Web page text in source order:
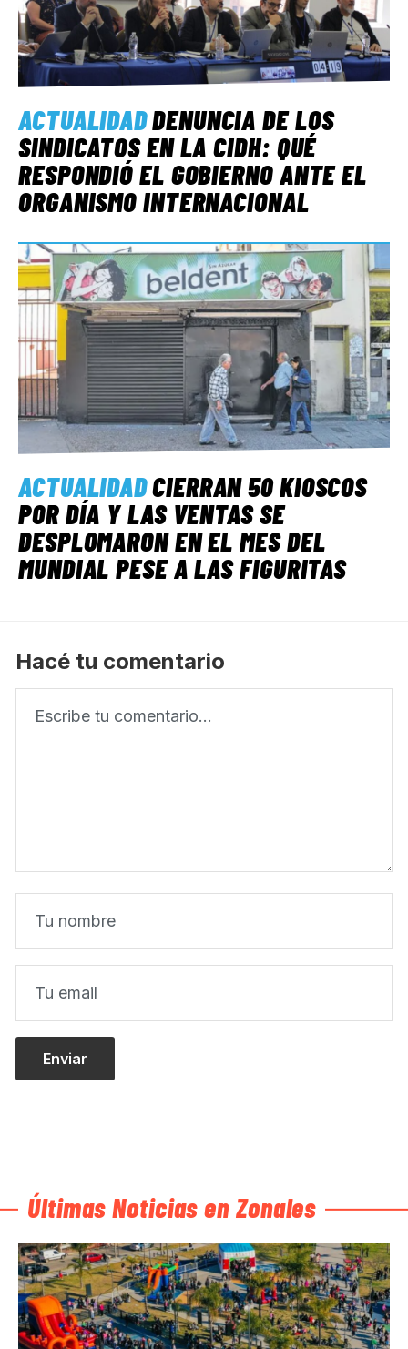
ACTUALIDADDENUNCIA DE LOS
SINDICATOS EN LA CIDH: QUÉ
RESPONDIÓ EL GOBIERNO ANTE EL
ORGANISMO INTERNACIONAL
ACTUALIDADCIERRAN 50 KIOSCOS
POR DÍA Y LAS VENTAS SE
DESPLOMARON EN EL MES DEL
MUNDIAL PESE A LAS FIGURITAS
Hacé tu comentario
Últimas Noticias en Zonales